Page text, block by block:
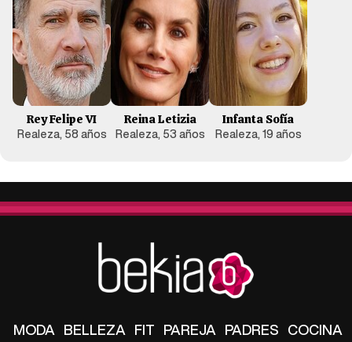
Rey Felipe VI
Realeza, 58 años
Reina Letizia
Realeza, 53 años
Infanta Sofía
Realeza, 19 años
MODA BELLEZA FIT PAREJA PADRES COCINA